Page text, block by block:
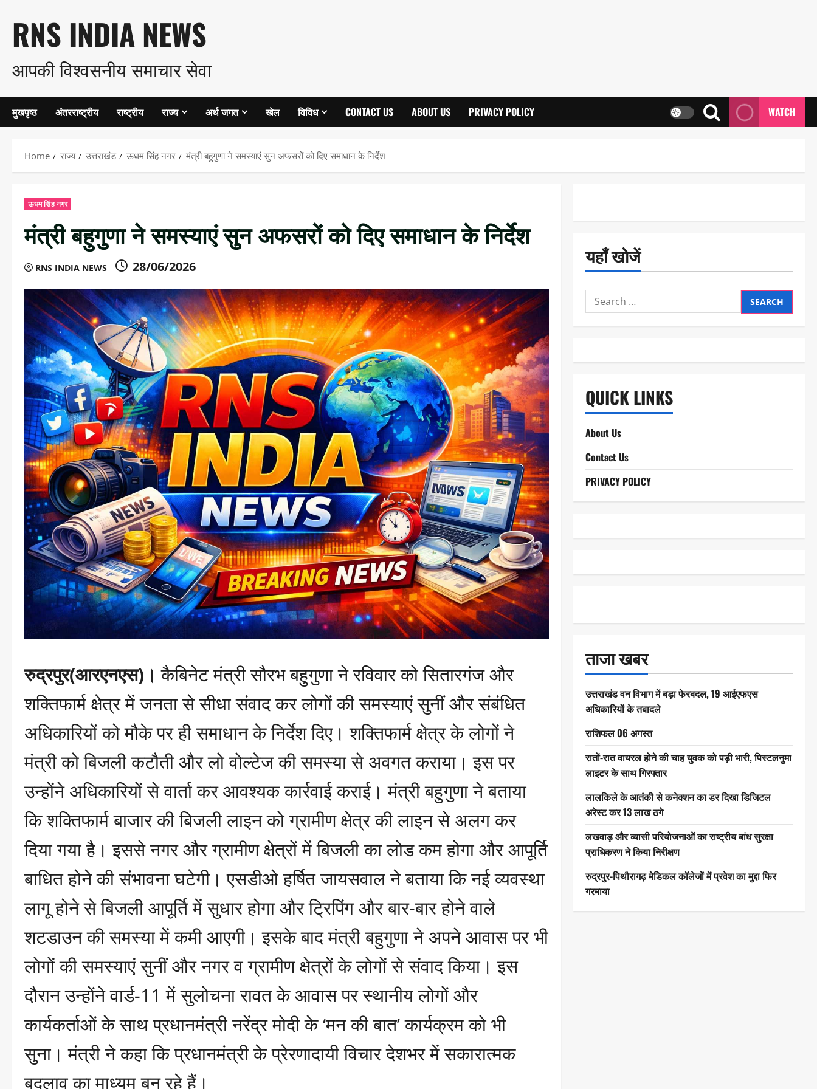
to
content
RNS INDIA NEWS
आपकी विश्वसनीय समाचार सेवा
मुखपृष्ठ अंतरराष्ट्रीय राष्ट्रीय राज्य अर्थ जगत खेल विविध CONTACT US ABOUT US PRIVACY POLICY WATCH
Home राज्य उत्तराखंड ऊधम सिंह नगर मंत्री बहुगुणा ने समस्याएं सुन अफसरों को दिए समाधान के निर्देश
ऊधम सिंह नगर
मंत्री बहुगुणा ने समस्याएं सुन अफसरों को दिए समाधान के निर्देश
RNS INDIA NEWS 28/06/2026
रुद्रपुर(आरएनएस)।कैबिनेट मंत्री सौरभ बहुगुणा ने रविवार को सितारगंज और
शक्तिफार्म क्षेत्र में जनता से सीधा संवाद कर लोगों की समस्याएं सुनीं और संबंधित
अधिकारियों को मौके पर ही समाधान के निर्देश दिए। शक्तिफार्म क्षेत्र के लोगों ने
मंत्री को बिजली कटौती और लो वोल्टेज की समस्या से अवगत कराया। इस पर
उन्होंने अधिकारियों से वार्ता कर आवश्यक कार्रवाई कराई। मंत्री बहुगुणा ने बताया
कि शक्तिफार्म बाजार की बिजली लाइन को ग्रामीण क्षेत्र की लाइन से अलग कर
दिया गया है। इससे नगर और ग्रामीण क्षेत्रों में बिजली का लोड कम होगा और आपूर्ति
बाधित होने की संभावना घटेगी। एसडीओ हर्षित जायसवाल ने बताया कि नई व्यवस्था
लागू होने से बिजली आपूर्ति में सुधार होगा और ट्रिपिंग और बार-बार होने वाले
शटडाउन की समस्या में कमी आएगी। इसके बाद मंत्री बहुगुणा ने अपने आवास पर भी
लोगों की समस्याएं सुनीं और नगर व ग्रामीण क्षेत्रों के लोगों से संवाद किया। इस
दौरान उन्होंने वार्ड-11 में सुलोचना रावत के आवास पर स्थानीय लोगों और
कार्यकर्ताओं के साथ प्रधानमंत्री नरेंद्र मोदी के ‘मन की बात’ कार्यक्रम को भी
सुना। मंत्री ने कहा कि प्रधानमंत्री के प्रेरणादायी विचार देशभर में सकारात्मक
बदलाव का माध्यम बन रहे हैं।
यहाँ खोजें
Search
for:
QUICK LINKS
About Us
Contact Us
PRIVACY POLICY
ताजा खबर
उत्तराखंड वन विभाग में बड़ा फेरबदल, 19 आईएफएस
अधिकारियों के तबादले
राशिफल 06 अगस्त
रातों-रात वायरल होने की चाह युवक को पड़ी भारी, पिस्टलनुमा
लाइटर के साथ गिरफ्तार
लालकिले के आतंकी से कनेक्शन का डर दिखा डिजिटल
अरेस्ट कर 13 लाख ठगे
लखवाड़ और व्यासी परियोजनाओं का राष्ट्रीय बांध सुरक्षा
प्राधिकरण ने किया निरीक्षण
रुद्रपुर-पिथौरागढ़ मेडिकल कॉलेजों में प्रवेश का मुद्दा फिर
गरमाया